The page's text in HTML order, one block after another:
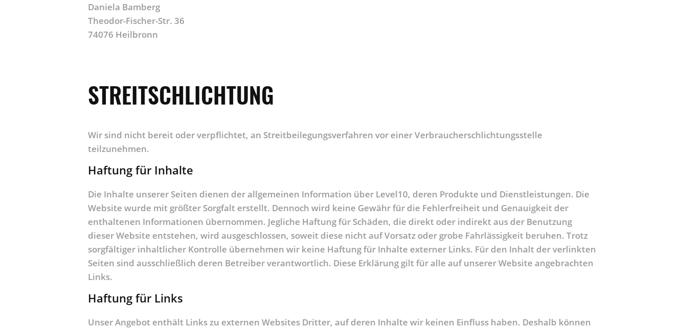
Daniela Bamberg
Theodor-Fischer-Str. 36
74076 Heilbronn
STREITSCHLICHTUNG
Wir sind nicht bereit oder verpflichtet, an Streitbeilegungsverfahren vor einer Verbraucherschlichtungsstelle
teilzunehmen.
Haftung für Inhalte
Die Inhalte unserer Seiten dienen der allgemeinen Information über Level10, deren Produkte und Dienstleistungen. Die
Website wurde mit größter Sorgfalt erstellt. Dennoch wird keine Gewähr für die Fehlerfreiheit und Genauigkeit der
enthaltenen Informationen übernommen. Jegliche Haftung für Schäden, die direkt oder indirekt aus der Benutzung
dieser Website entstehen, wird ausgeschlossen, soweit diese nicht auf Vorsatz oder grobe Fahrlässigkeit beruhen. Trotz
sorgfältiger inhaltlicher Kontrolle übernehmen wir keine Haftung für Inhalte externer Links. Für den Inhalt der verlinkten
Seiten sind ausschließlich deren Betreiber verantwortlich. Diese Erklärung gilt für alle auf unserer Website angebrachten
Links.
Haftung für Links
Unser Angebot enthält Links zu externen Websites Dritter, auf deren Inhalte wir keinen Einfluss haben. Deshalb können